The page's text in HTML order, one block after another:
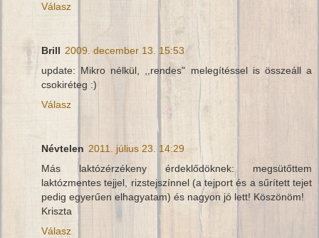
Válasz
Brill 2009. december 13. 15:53
update: Mikro nélkül, ,,rendes" melegítéssel is összeáll a
csokiréteg :)
Válasz
Névtelen 2011. július 23. 14:29
Más laktózérzékeny érdeklődöknek: megsütőttem
laktózmentes tejjel, rizstejszínnel (a tejport és a sűrített tejet
pedig egyerűen elhagyatam) és nagyon jó lett! Köszönöm!
Kriszta
Válasz